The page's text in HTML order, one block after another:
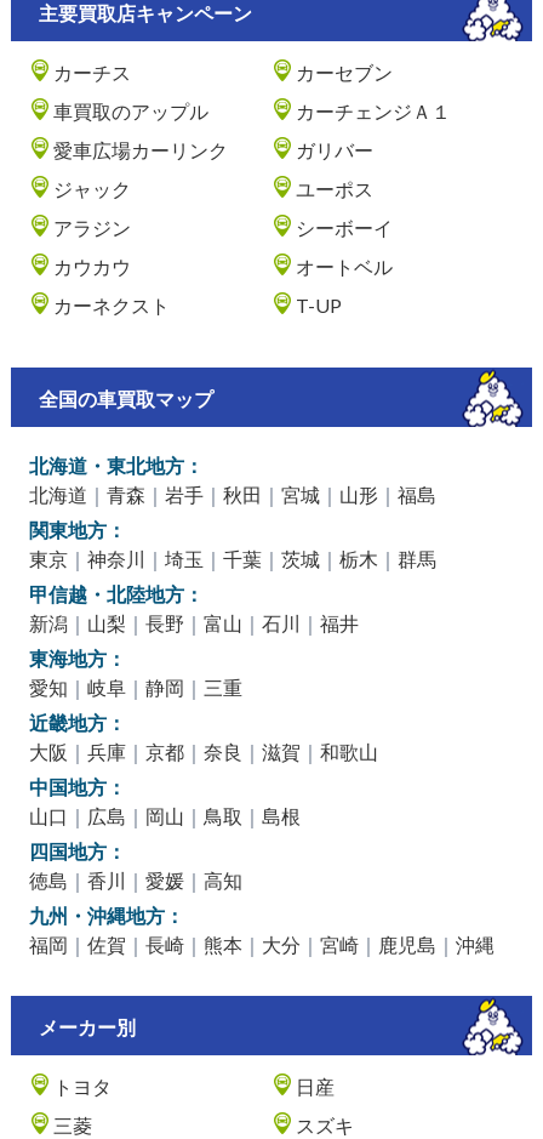
主要買取店キャンペーン
カーチス
カーセブン
車買取のアップル
カーチェンジＡ１
愛車広場カーリンク
ガリバー
ジャック
ユーポス
アラジン
シーボーイ
カウカウ
オートベル
カーネクスト
T-UP
全国の車買取マップ
北海道・東北地方：
北海道 ｜ 青森 ｜ 岩手｜ 秋田 ｜ 宮城｜ 山形｜ 福島
関東地方：
東京｜ 神奈川 ｜ 埼玉 ｜ 千葉｜ 茨城｜ 栃木 ｜ 群馬
甲信越・北陸地方：
新潟 ｜ 山梨 ｜ 長野 ｜ 富山 ｜ 石川 ｜ 福井
東海地方：
愛知 ｜ 岐阜｜ 静岡 ｜ 三重
近畿地方：
大阪 ｜ 兵庫｜ 京都｜ 奈良 ｜ 滋賀 ｜ 和歌山
中国地方：
山口 ｜ 広島 ｜ 岡山 ｜ 鳥取 ｜ 島根
四国地方：
徳島 ｜ 香川 ｜ 愛媛｜ 高知
九州・沖縄地方：
福岡 ｜ 佐賀 ｜ 長崎｜ 熊本 ｜ 大分 ｜ 宮崎｜ 鹿児島 ｜ 沖縄
メーカー別
トヨタ
日産
三菱
スズキ